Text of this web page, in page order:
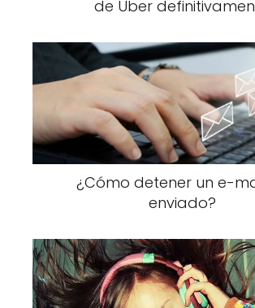
de Uber
¿Cómo detener un e-
enviado?